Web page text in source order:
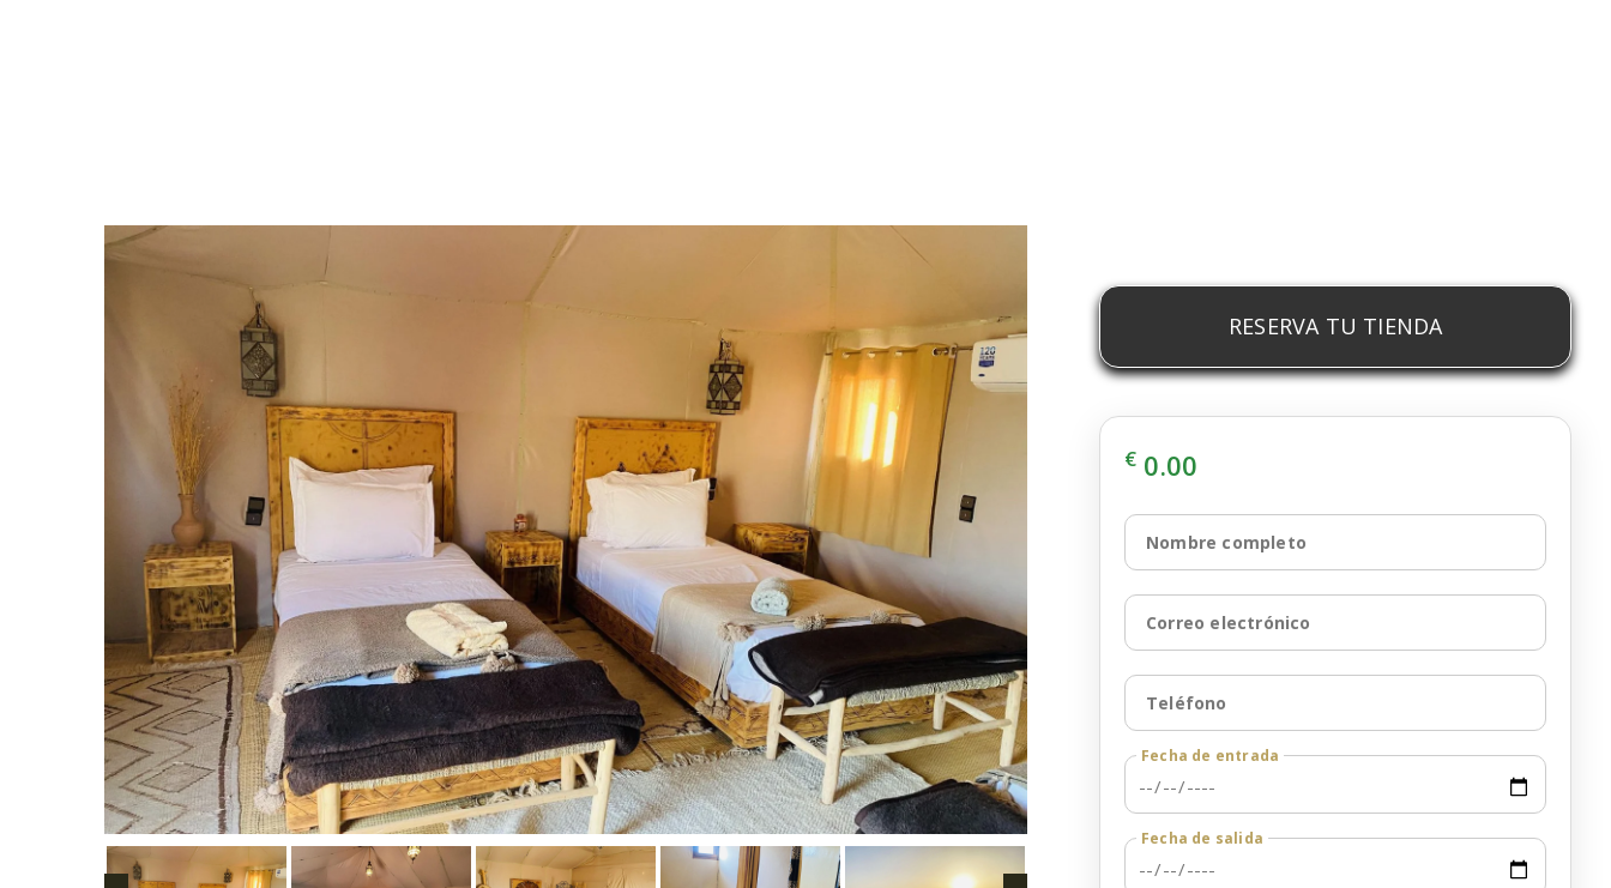
RESERVA TU TIENDA
€ 0.00
Nombre completo
Correo electrónico
Teléfono
Fecha de entrada
Fecha de salida